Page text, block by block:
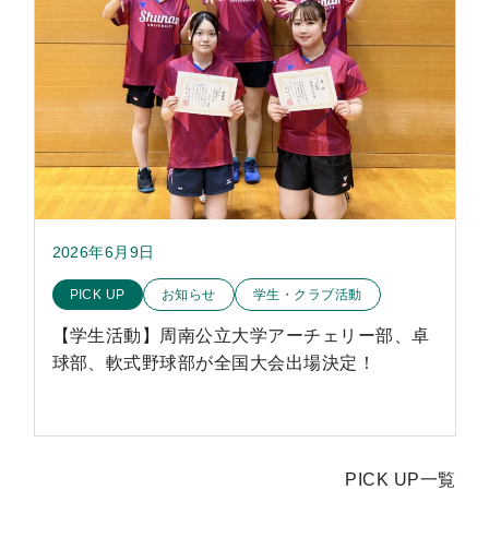
2026年6月9日
このお知らせのカテゴリー
PICK UP お知らせ 学生・クラブ活動
【学生活動】周南公立大学アーチェリー部、卓
球部、軟式野球部が全国大会出場決定！
PICK UP一覧